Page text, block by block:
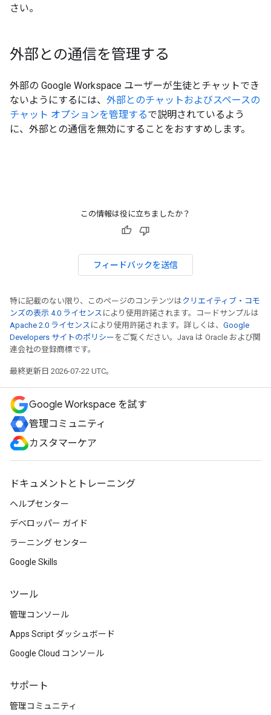
さい。
外部との通信を管理する
外部の Google Workspace ユーザーが生徒とチャットでき
ないようにするには、 外部とのチャットおよびスペースの
チャット オプションを管理するで説明されているよう
に、外部との通信を無効にすることをおすすめします。
この情報は役に立ちましたか？
フィードバックを送信
特に記載のない限り、このページのコンテンツはクリエイティブ・コモ
ンズの表示 4.0 ライセンス により使用許諾されます。コードサンプルは
Apache 2.0 ライセンス により使用許諾されます。詳しくは、 Google
Developers サイトのポリシー をご覧ください。Java は Oracle および関
連会社の登録商標です。
最終更新日 2026-07-22 UTC。
Google Workspace を試す
管理コミュニティ
カスタマーケア
ドキュメントとトレーニング
ヘルプセンター
デベロッパー ガイド
ラーニング センター
Google Skills
ツール
管理コンソール
Apps Script ダッシュボード
Google Cloud コンソール
サポート
管理コミュニティ